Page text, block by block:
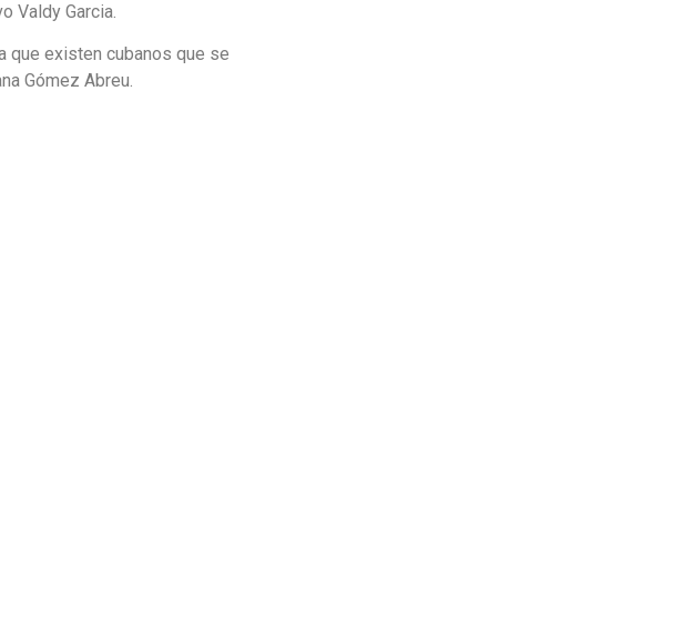
Valdy Garcia.
que existen cubanos que se
Gómez Abreu.